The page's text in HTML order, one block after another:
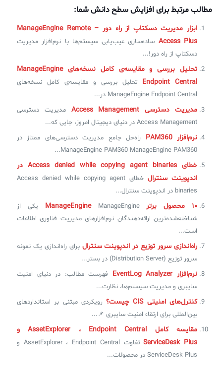
مطالب مرتبط برای افزایش سطح دانش شما:
ابزار مدیریت دسکتاپ از راه دور – ManageEngine Remote
Access Plus ساده‌سازی عیب‌یابی سیستم‌ها با نرم‌افزار مدیریت
دسکتاپ از راه دور!...
تحلیل بررسی و مقایسه‌ی کامل نسخه‌های ManageEngine
Endpoint Central
تحلیل بررسی و مقایسه‌ی کامل نسخه‌های
ManageEngine Endpoint Central در...
مدیریت دسترسی Access Management
مدیریت دسترسی
Access Management در دنیای دیجیتال امروز، جایی که...
نرم‌افزار PAM360
راه‌حل جامع مدیریت دسترسی‌های ممتاز در
ManageEngine PAM360 ManageEngine PAM360...
خطای Access denied while copying agent binaries در
اندپوینت سنترال
خطای Access denied while copying agent
binaries در اندپوینت سنترال...
۱۰ محصول برتر ManageEngine
ManageEngine یکی از
شناخته‌شده‌ترین ارائه‌دهندگان نرم‌افزارهای مدیریت فناوری اطلاعات
است...
راه‌اندازی سرور توزیع در اندپوینت سنترال برای راه‌اندازی یک نمونه
سرور توزیع (Distribution Server) در بستر...
نرم‌افزار EventLog Analyzer
فهرست مطالب: در دنیای امنیت
سایبری و مدیریت سیستم‌ها، نظارت...
کنترل‌های امنیتی CIS چیست؟
رویکردی مبتنی بر استانداردهای
بین‌المللی برای ارتقاء امنیت سایبری 📌...
مقایسه کامل AssetExplorer ، Endpoint Central و
ServiceDesk Plus
تفاوت AssetExplorer ، Endpoint Central و
ServiceDesk Plus در محصولات...